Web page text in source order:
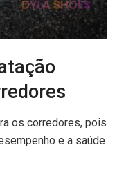
os corredores, pois
e a saúde